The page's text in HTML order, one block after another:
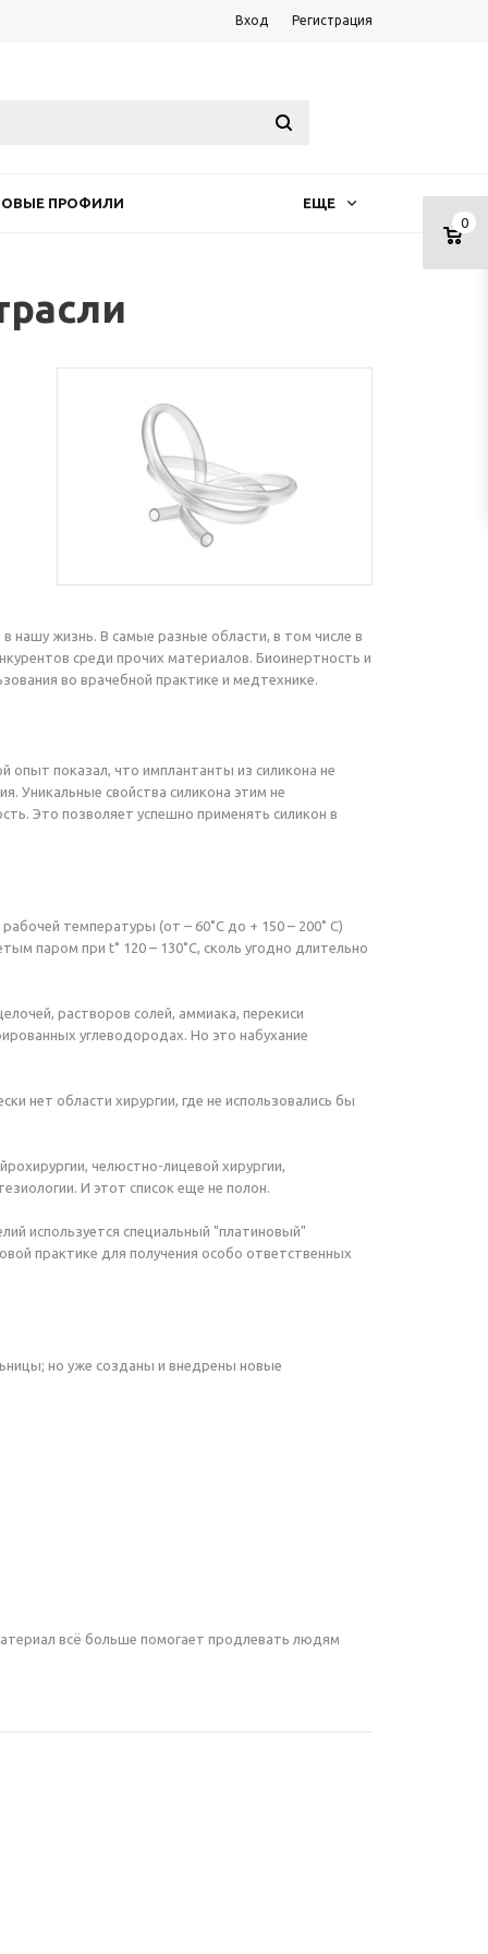
Вход Регистрация
0
ПРОФИЛИ ЕЩЕ
нашу жизнь. В самые разные области, в том числе в
среди прочих материалов. Биоинертность и
во врачебной практике и медтехнике.
опыт показал, что имплантанты из силикона не
Уникальные свойства силикона этим не
Это позволяет успешно применять силикон в
температуры (от – 60˚C до + 150 – 200˚ C)
паром при t˚ 120 – 130˚C, сколь угодно длительно
растворов солей, аммиака, перекиси
углеводородах. Но это набухание
нет области хирургии, где не использовались бы
челюстно-лицевой хирургии,
И этот список еще не полон.
используется специальный "платиновый"
практике для получения особо ответственных
но уже созданы и внедрены новые
всё больше помогает продлевать людям